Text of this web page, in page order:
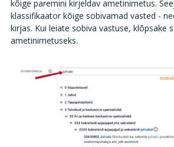
kõige paremini kirjeldav ametinimetus.
klassifikaator kõige sobivamad vasted -
kirjas. Kui leiate sobiva vastuse, klõpsake
ametinimetuseks.